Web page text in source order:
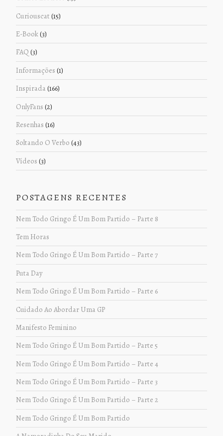
Curiouscat (15)
E-Book(3)
FAQ (3)
Informações (1)
Inspirada (166)
OnlyFans (2)
Resenhas (16)
Soltando O Verbo (43)
Vídeos (3)
POSTAGENS RECENTES
Nem Todo Gringo É Um Bom Partido – Parte 8
Tem Horas
Nem Todo Gringo É Um Bom Partido – Parte 7
Puta Day
Nem Todo Gringo É Um Bom Partido – Parte 6
Cuidado Ao Abordar Uma GP
Manifesto Feminino
Nem Todo Gringo É Um Bom Partido – Parte 5
Nem Todo Gringo É Um Bom Partido – Parte 4
Nem Todo Gringo É Um Bom Partido – Parte 3
Nem Todo Gringo É Um Bom Partido – Parte 2
Nem Todo Gringo É Um Bom Partido